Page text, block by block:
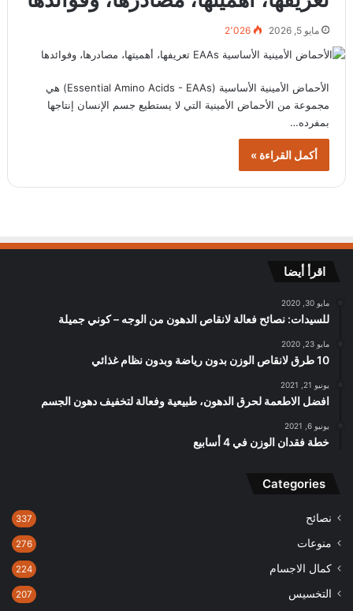
مايو 5, 2026 2٬026
الأحماض الأمينية الأساسية (Essential Amino Acids - EAAs) هي
مجموعة من الأحماض الأمينية التي لا يستطيع جسم الإنسان إنتاجها
بمفرده…
أكمل القراءة »
اقرأ أيضا
مايو 30, 2020
للسيدات: نصائح فعالة لانقاص الدهون من الوجه – كوني جميلة
مايو 23, 2020
10 طرق لانقاص الوزن بدون رياضة وبدون نظام غذائي
يونيو 21, 2021
افضل الاطعمة لحرق الدهون، طبيعية وفعالة لتخفيف دهون الجسم
يونيو 6, 2021
خطة فقدان الوزن في 4 أسابيع
Categories
نصائح 337
منوعات 276
كمال الاجسام 224
التخسيس 207